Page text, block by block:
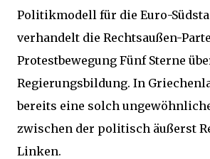
Politikmodell für die Euro-
verhandelt die Rechtsaußen-
Protestbewegung Fünf Sterne
Regierungsbildung. In
bereits eine solch
zwischen der politisch äußerst
Linken.